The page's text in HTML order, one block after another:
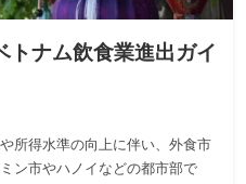
トナム飲食業進出ガイ
所得水準の向上に伴い、外食市
ン市やハノイなどの都市部で